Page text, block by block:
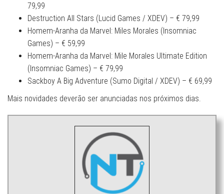
79,99
Destruction All Stars (Lucid Games / XDEV) – € 79,99
Homem-Aranha da Marvel: Miles Morales (Insomniac
Games) – € 59,99
Homem-Aranha da Marvel: Mile Morales Ultimate Edition
(Insomniac Games) – € 79,99
Sackboy A Big Adventure (Sumo Digital / XDEV) – € 69,99
Mais novidades deverão ser anunciadas nos próximos dias.